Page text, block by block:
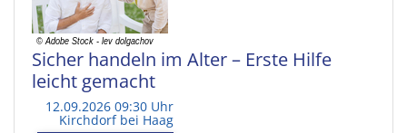
Sicher handeln im Alter – Erste Hilfe
leicht gemacht
12.09.2026 09:30 Uhr
Kirchdorf bei Haag